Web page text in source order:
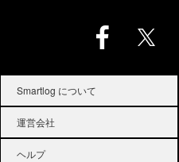
Smartlog について
運営会社
ヘルプ